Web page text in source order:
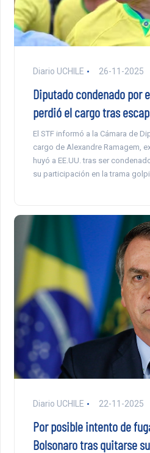
Diario UCHILE 26-11-2025
Diputado condenado por
perdió el cargo tras
El STF informó a la Cámara de
cargo de Alexandre Ramagem,
huyó a EE.UU. tras ser
su participación en la trama
Diario UCHILE 22-11-2025
Por posible intento de
Bolsonaro tras quitarse